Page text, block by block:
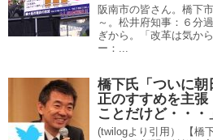
阪南市の皆さん。橋下
～。松井府知事：６分
ぎから。「改革は気か
ー：...
橋下氏「ついに
正のすすめを主
ことだけど・・・
(twilogより引用） 【橋